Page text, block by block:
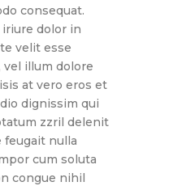
consequat.
dolor in
velit esse
vel illum dolore
at vero eros et
dignissim qui
zzril delenit
feugait nulla
cum soluta
congue nihil